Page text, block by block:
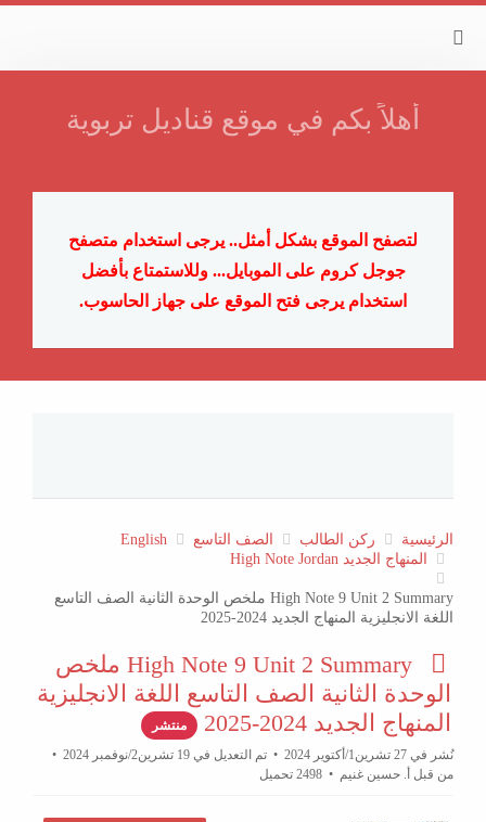
أهلاً بكم في موقع قناديل تربوية
لتصفح الموقع بشكل أمثل.. يرجى استخدام متصفح
جوجل كروم على الموبايل...وللاستمتاع بأفضل
استخدام يرجى فتح الموقع على جهاز الحاسوب.
الرئيسية ركن الطالب الصف التاسع
English
المنهاج الجديد High Note Jordan
High Note 9 Unit 2 Summary ملخص الوحدة الثانية الصف التاسع
اللغة الانجليزية المنهاج الجديد 2024-2025
p
d
f
High Note 9 Unit 2 Summary ملخص
الوحدة الثانية الصف التاسع اللغة الانجليزية
المنهاج الجديد 2024-2025
منتشر
نُشر في 27 تشرين1/أكتوير 2024
تم التعديل في 19 تشرين2/نوفمبر 2024
من قبل أ. حسين غنيم